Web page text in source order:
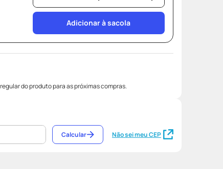
Adicionar à sacola
do produto para as próximas compras.
Não sei meu CEP
Calcular